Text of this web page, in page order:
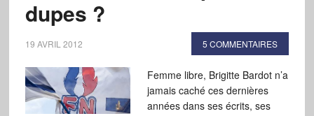
dupes ?
19 AVRIL 2012 5 COMMENTAIRES
Femme libre, Brigitte Bardot n’a
jamais caché ces dernières
années dans ses écrits, ses